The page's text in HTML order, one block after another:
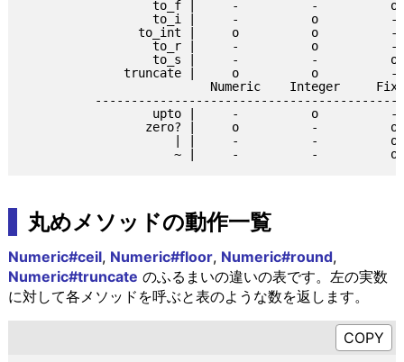
丸めメソッドの動作一覧
Numeric#ceil, Numeric#floor, Numeric#round,
Numeric#truncate のふるまいの違いの表です。左の実数
に対して各メソッドを呼ぶと表のような数を返します。